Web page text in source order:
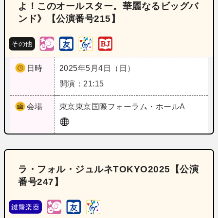
よ！このオールスター。華麗なるビッグバ
ンド》【公演番号215】
その他
日時
2025年5月4日（日）
開演：21:15
会場 東京東京国際フォーラム・ホールA
ラ・フォル・ジュルネTOKYO2025【公演
番号247】
鍵盤楽器